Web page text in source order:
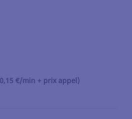
€/min + prix appel)